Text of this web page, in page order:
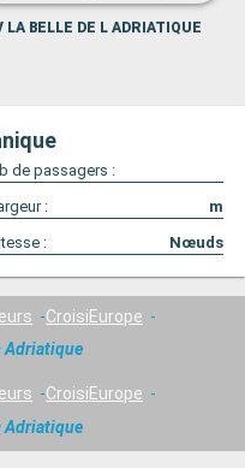
grimper dedans par le
plus cette cabine.
BELLE DE L ADRIATIQUE
de passagers :
:
m
: Nœuds
CroisiEurope
Adriatique
CroisiEurope
Adriatique